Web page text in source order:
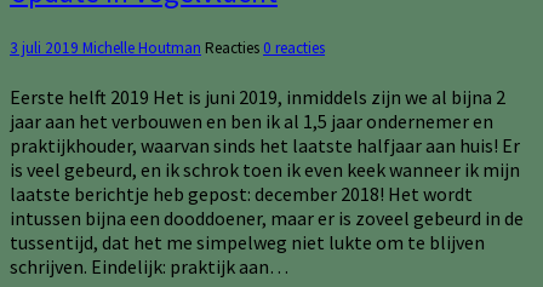
3 juli 2019 Michelle Houtman Reacties 0 reacties
Eerste helft 2019 Het is juni 2019, inmiddels zijn we al bijna 2
jaar aan het verbouwen en ben ik al 1,5 jaar ondernemer en
praktijkhouder, waarvan sinds het laatste halfjaar aan huis! Er
is veel gebeurd, en ik schrok toen ik even keek wanneer ik mijn
laatste berichtje heb gepost: december 2018! Het wordt
intussen bijna een dooddoener, maar er is zoveel gebeurd in de
tussentijd, dat het me simpelweg niet lukte om te blijven
schrijven. Eindelijk: praktijk aan…